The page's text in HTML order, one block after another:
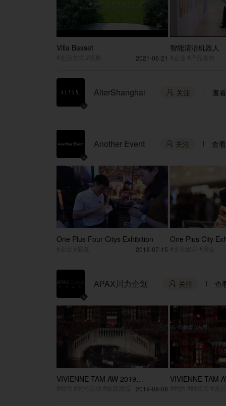
Villa Basset
2021-06-21
智能清洁机器人
AlterShanghai  关注 查看
Another Event  关注 查看
One Plus Four Citys Exhibition
2018-07-15
One Plus City
APAX川力企划  关注 查
VIVIENNE TAM AW 2019
Shanghai Fashion Week Highlight
2019-08-08
VIVIENNE TAM